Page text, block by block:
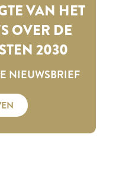
VAN HET
OVER DE
2030
NIEUWSBRIEF